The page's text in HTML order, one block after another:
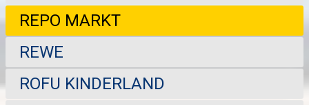
REPO MARKT
REWE
ROFU KINDERLAND